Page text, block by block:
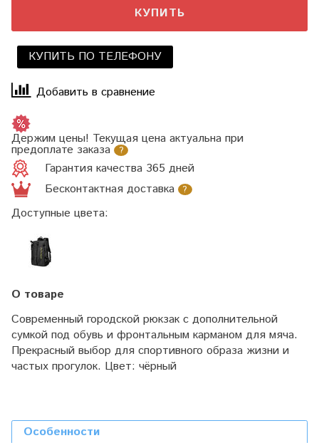
КУПИТЬ
КУПИТЬ ПО ТЕЛЕФОНУ
Добавить в сравнение
Держим цены! Текущая цена актуальна при
предоплате заказа ?
Гарантия качества 365 дней
Бесконтактная доставка
?
Доступные цвета:
О товаре
Современный городской рюкзак с дополнительной
сумкой под обувь и фронтальным карманом для мяча.
Прекрасный выбор для спортивного образа жизни и
частых прогулок. Цвет: чёрный
Особенности